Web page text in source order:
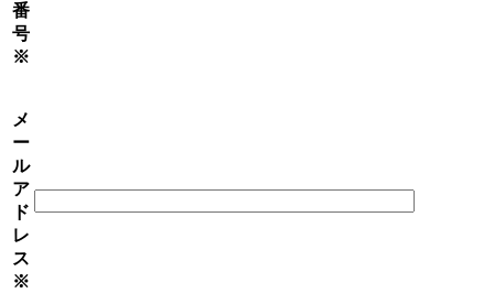
番
号
※
メ
ー
ル
ア
ド
レ
ス
※